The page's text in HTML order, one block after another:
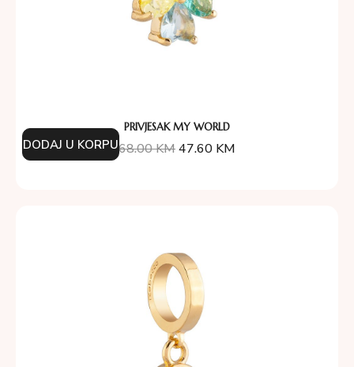
PRIVJESAK MY WORLD
68.00KM47.60 KM
DODAJ U KORPU